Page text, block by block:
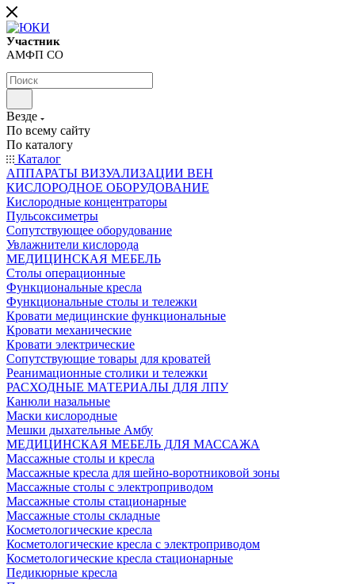
Участник
АМФП СО
Везде
По всему сайту
По каталогу
Каталог
АППАРАТЫ ВИЗУАЛИЗАЦИИ ВЕН
КИСЛОРОДНОЕ ОБОРУДОВАНИЕ
Кислородные концентраторы
Пульсоксиметры
Сопутствующее оборудование
Увлажнители кислорода
МЕДИЦИНСКАЯ МЕБЕЛЬ
Столы операционные
Функциональные кресла
Функциональные столы и тележки
Кровати медицинские функциональные
Кровати механические
Кровати электрические
Сопутствующие товары для кроватей
Реанимационные столики и тележки
РАСХОДНЫЕ МАТЕРИАЛЫ ДЛЯ ЛПУ
Канюли назальные
Маски кислородные
Мешки дыхательные Амбу
МЕДИЦИНСКАЯ МЕБЕЛЬ ДЛЯ МАССАЖА
Массажные столы и кресла
Массажные кресла для шейно-воротниковой зоны
Массажные столы с электроприводом
Массажные столы стационарные
Массажные столы складные
Косметологические кресла
Косметологические кресла с электроприводом
Косметологические кресла стационарные
Педикюрные кресла